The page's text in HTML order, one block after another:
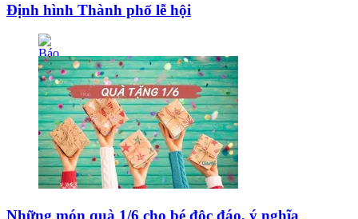
Định hình Thành phố lễ hội
Những món quà 1/6 cho bé độc đáo, ý nghĩa